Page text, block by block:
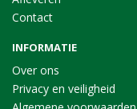
Contact
INFORMATIE
Over ons
Privacy en veiligheid